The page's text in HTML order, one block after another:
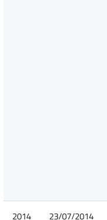
2014 23/07/2014